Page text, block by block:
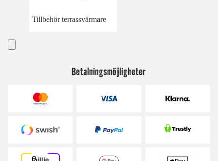
Tillbehör terrassvärmare
Betalningsmöjligheter